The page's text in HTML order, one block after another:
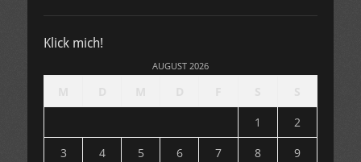
Klick mich!
AUGUST 2026
1
2
3
4 5 6 7 8
9